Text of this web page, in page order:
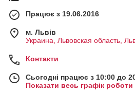
Працює з 19.06.2016
м. Львів
Украина, Львовская область,
Контакти
Сьогодні працює з 10:00 до
Показати весь графік роботи